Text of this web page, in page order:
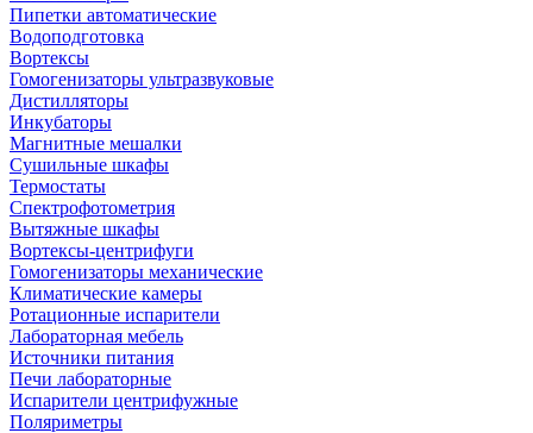
Пипетки автоматические
Водоподготовка
Вортексы
Гомогенизаторы ультразвуковые
Дистилляторы
Инкубаторы
Магнитные мешалки
Сушильные шкафы
Термостаты
Спектрофотометрия
Вытяжные шкафы
Вортексы-центрифуги
Гомогенизаторы механические
Климатические камеры
Ротационные испарители
Лабораторная мебель
Источники питания
Печи лабораторные
Испарители центрифужные
Поляриметры